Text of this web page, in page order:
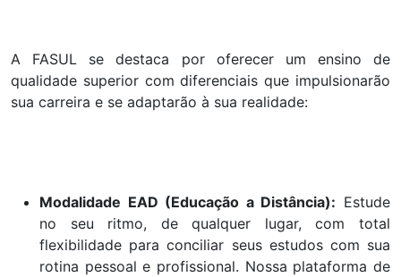
A FASUL se destaca por oferecer um ensino de
qualidade superior com diferenciais que impulsionarão
sua carreira e se adaptarão à sua realidade:
Modalidade EAD (Educação a Distância): Estude
no seu ritmo, de qualquer lugar, com total
flexibilidade para conciliar seus estudos com sua
rotina pessoal e profissional. Nossa plataforma de